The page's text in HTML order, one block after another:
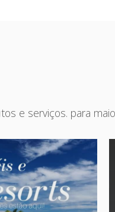
e serviços. para